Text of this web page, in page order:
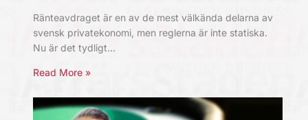
Ränteavdraget är en av de mest välkända delarna av
svensk privatekonomi, men reglerna är inte statiska.
Nu är det tydligt…
Read More »